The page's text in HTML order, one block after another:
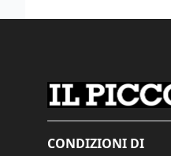
CONDIZIONI DI